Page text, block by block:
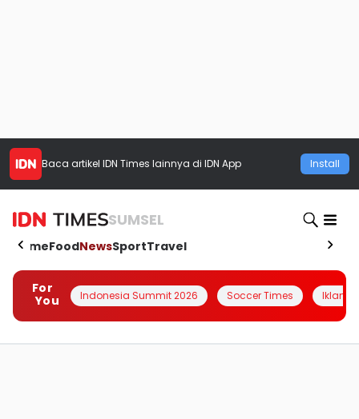
Baca artikel IDN Times lainnya di IDN App Install
SUMSEL
HomeFoodNewsSportTravel
For
You
Indonesia Summit 2026 Soccer Times Iklanin